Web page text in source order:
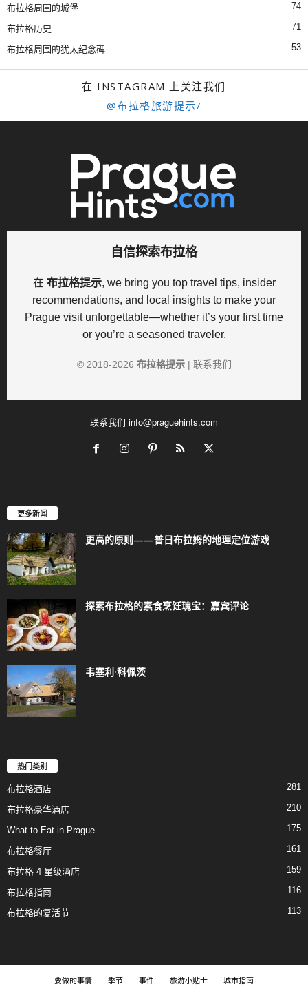
布拉格周围的城堡 74
布拉格历史 71
布拉格周围的犹太纪念碑 53
在 INSTAGRAM 上关注我们
@布拉格旅游提示/
自信探索布拉格
在 布拉格提示, we bring you top travel tips, insider
recommendations, and local insights to make your
Prague visit unforgettable—whether it’s your first time
or you’re a seasoned traveler.
© 2018-2026 布拉格提示| 联系我们
联系我们 info@praguehints.com
更多新闻
更高的原则——普日布拉姆的地理定位游戏
探索布拉格的素食烹饪瑰宝：嘉宾评论
韦塞利·科佩茨
热门类别
布拉格酒店 281
布拉格豪华酒店 210
What to Eat in Prague 175
布拉格餐厅 161
布拉格 4 星级酒店 159
布拉格指南 116
布拉格的复活节 113
要做的事情 季节 事件 旅游小贴士 城市指南